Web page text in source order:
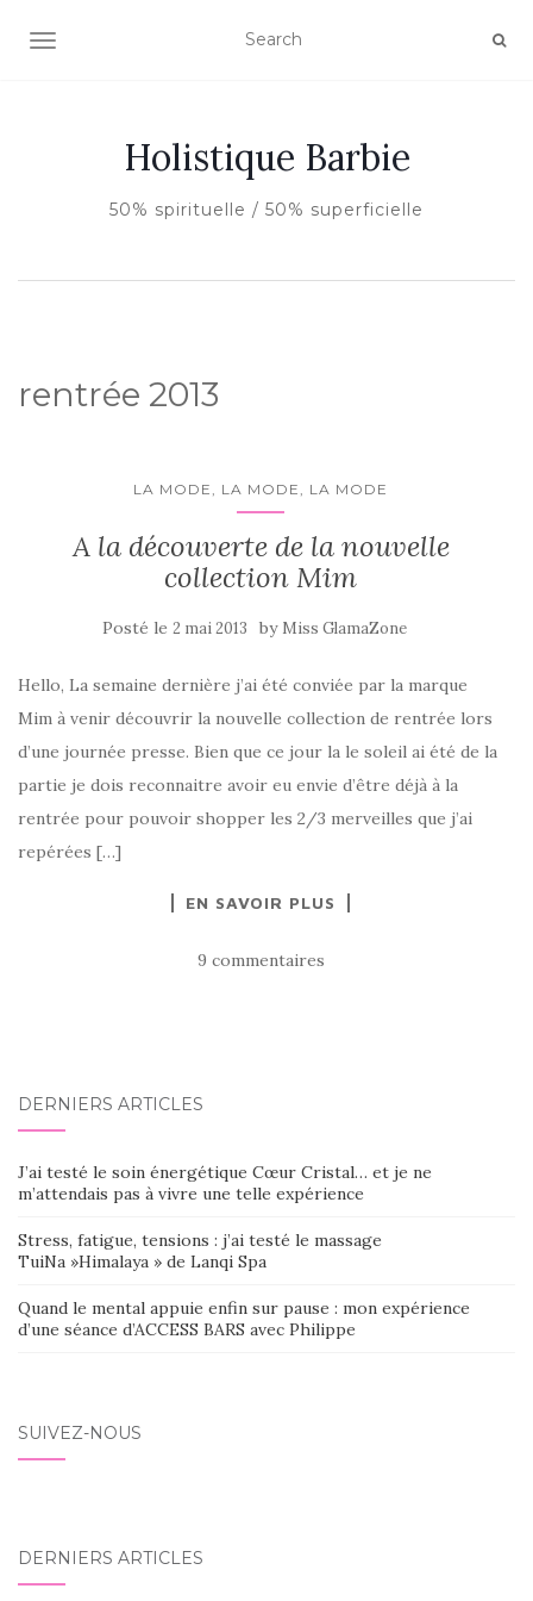
AFFICHER/MASQUER LA NAVIGATION
Holistique Barbie
50% spirituelle / 50% superficielle
rentrée 2013
LA MODE, LA MODE, LA MODE
A la découverte de la nouvelle
collection Mim
Posté le 2 mai 2013 by Miss GlamaZone
Hello, La semaine dernière j’ai été conviée par la marque
Mim à venir découvrir la nouvelle collection de rentrée lors
d’une journée presse. Bien que ce jour la le soleil ai été de la
partie je dois reconnaitre avoir eu envie d’être déjà à la
rentrée pour pouvoir shopper les 2/3 merveilles que j’ai
repérées […]
EN SAVOIR PLUS
9 commentaires
DERNIERS ARTICLES
J’ai testé le soin énergétique Cœur Cristal… et je ne
m’attendais pas à vivre une telle expérience
Stress, fatigue, tensions : j’ai testé le massage
TuiNa »Himalaya » de Lanqi Spa
Quand le mental appuie enfin sur pause : mon expérience
d’une séance d’ACCESS BARS avec Philippe
SUIVEZ-NOUS
DERNIERS ARTICLES